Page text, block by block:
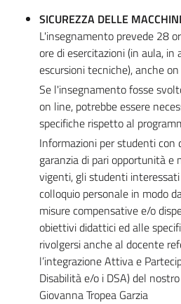
SICUREZZA DELLE
L'insegnamento prevede 28
ore di esercitazioni (in aula, in
escursioni tecniche), anche
Se l'insegnamento fosse
on line, potrebbe essere
specifiche rispetto al
Informazioni per studenti con
garanzia di pari opportunità e
vigenti, gli studenti
colloquio personale in modo
misure compensative e/o
obiettivi didattici ed alle
rivolgersi anche al docente
l’integrazione Attiva e
Disabilità e/o i DSA) del
Giovanna Tropea Garzia